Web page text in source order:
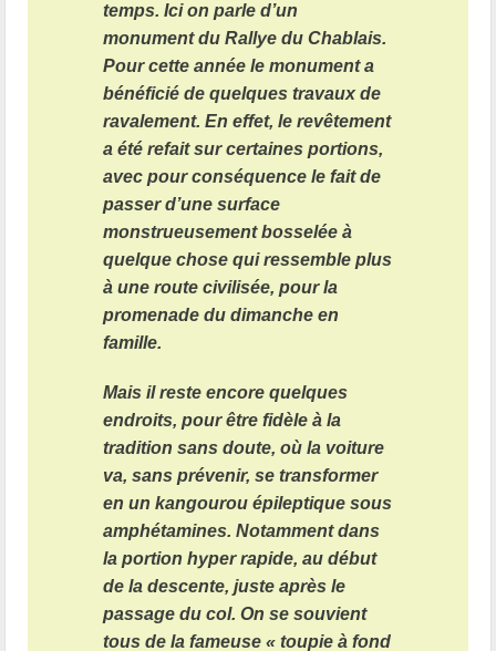
temps. Ici on parle d’un
monument du Rallye du Chablais.
Pour cette année le monument a
bénéficié de quelques travaux de
ravalement. En effet, le revêtement
a été refait sur certaines portions,
avec pour conséquence le fait de
passer d’une surface
monstrueusement bosselée à
quelque chose qui ressemble plus
à une route civilisée, pour la
promenade du dimanche en
famille.
Mais il reste encore quelques
endroits, pour être fidèle à la
tradition sans doute, où la voiture
va, sans prévenir, se transformer
en un kangourou épileptique sous
amphétamines. Notamment dans
la portion hyper rapide, au début
de la descente, juste après le
passage du col. On se souvient
tous de la fameuse « toupie à fond